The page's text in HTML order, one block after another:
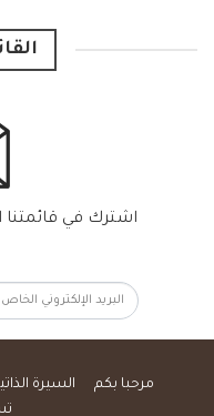
اشترك في قائمتنا
مرحبا بكم السيرة